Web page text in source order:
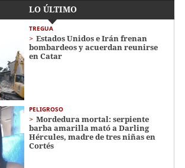
LO ÚLTIMO
TREGUA
Estados Unidos e Irán frenan
bombardeos y acuerdan reunirse
en Catar
PELIGROSO
Mordedura mortal: serpiente
barba amarilla mató a Darling
Hércules, madre de tres niñas en
Cortés